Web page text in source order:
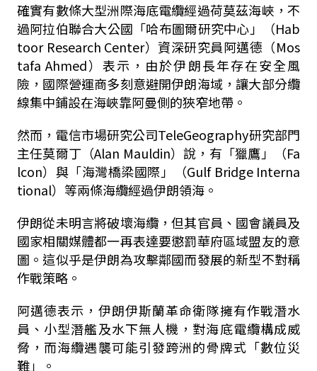
確實有數條大型洲際海底電纜經過荷莫茲海峽，不
過阿拉伯聯合大公國「哈布圖爾研究中心」（Hab
toor Research Center）資深研究員阿邁德（Mos
tafa Ahmed）表示，由於伊朗長年存在安全風
險，國際營運商多刻意避開伊朗海域，讓大部分纜
線集中鋪設在海峽靠阿曼側的狹窄地帶。
然而，電信市場研究公司TeleGeography研究部門
主任莫爾丁（Alan Mauldin）說，有「獵鷹」（Fa
lcon）與「海灣橋梁國際」（Gulf Bridge Interna
tional）等兩條海纜經過伊朗領海。
伊朗從未明言將破壞海纜，但其官員、國會議員及
國家相關媒體都一再表達要懲罰華府區域盟友的意
圖。這似乎是伊朗為攻擊鄰國而發展的新型不對稱
作戰策略。
阿邁德表示，伊朗伊斯蘭革命衛隊擁有作戰潛水
員、小型潛艦及水下無人機，對海底電纜構成威
脅，而海纜遇襲可能引發跨洲的骨牌式「數位災
難」。